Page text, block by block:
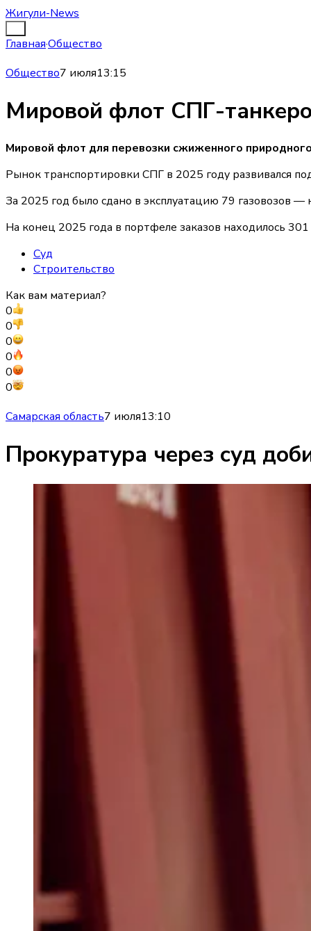
Жигули-News
Главная·Общество
Общество7 июля13:15
Мировой флот СПГ-
Мировой флот для перевозки сжиженного
Рынок транспортировки СПГ в 2025 году развивался
За 2025 год было сдано в эксплуатацию 79 газовозов
На конец 2025 года в портфеле заказов находилось
Суд
Строительство
Как вам материал?
0
0
0
0
0
0
Самарская область7 июля13:10
Прокуратура через суд